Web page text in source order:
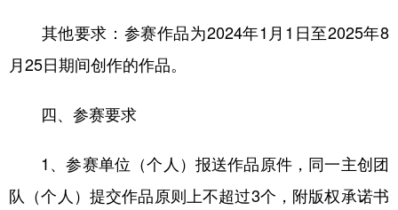
其他要求：参赛作品为2024年1月1日至2025年8
月25日期间创作的作品。
四、参赛要求
1、参赛单位（个人）报送作品原件，同一主创团
队（个人）提交作品原则上不超过3个，附版权承诺书